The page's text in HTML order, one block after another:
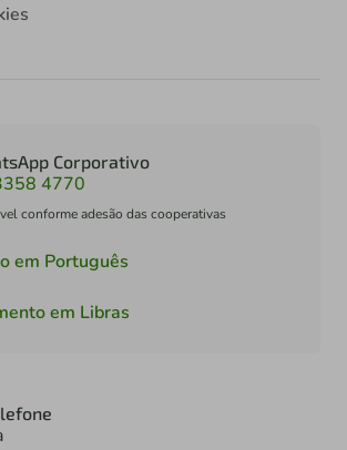
Corporativo
4770
conforme adesão das cooperativas
em Português
em Libras